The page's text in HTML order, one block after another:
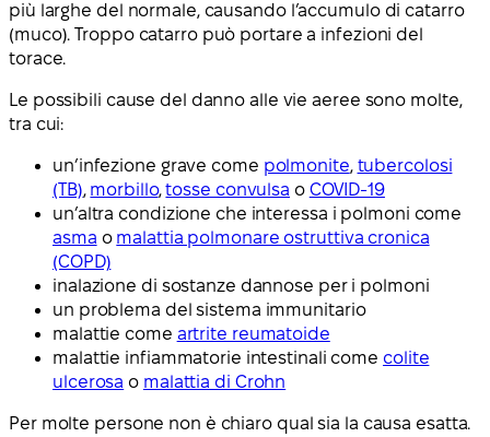
più larghe del normale, causando l’accumulo di catarro
(muco). Troppo catarro può portare a infezioni del
torace.
Le possibili cause del danno alle vie aeree sono molte,
tra cui:
un’infezione grave come polmonite, tubercolosi
(TB), morbillo,tosse convulsa o COVID-19
un’altra condizione che interessa i polmoni come
asma o malattia polmonare ostruttiva cronica
(COPD)
inalazione di sostanze dannose per i polmoni
un problema del sistema immunitario
malattie come artrite reumatoide
malattie infiammatorie intestinali come colite
ulcerosa o malattia di Crohn
Per molte persone non è chiaro qual sia la causa esatta.